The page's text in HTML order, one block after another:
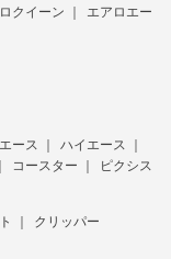
クイーン
エアロエー
ース
ハイエース
コースター ピクシス
クリッパー